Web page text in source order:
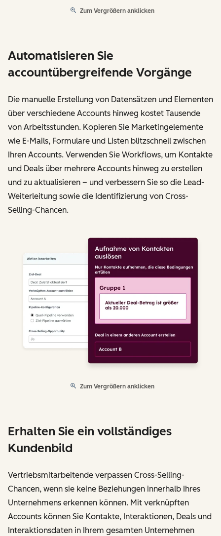
Zum Vergrößern anklicken
Automatisieren Sie
accountübergreifende Vorgänge
Die manuelle Erstellung von Datensätzen und Elementen
über verschiedene Accounts hinweg kostet Tausende
von Arbeitsstunden. Kopieren Sie Marketingelemente
wie E-Mails, Formulare und Listen blitzschnell zwischen
Ihren Accounts. Verwenden Sie Workflows, um Kontakte
und Deals über mehrere Accounts hinweg zu erstellen
und zu aktualisieren – und verbessern Sie so die Lead-
Weiterleitung sowie die Identifizierung von Cross-
Selling-Chancen.
Zum Vergrößern anklicken
Erhalten Sie ein vollständiges
Kundenbild
Vertriebsmitarbeitende verpassen Cross-Selling-
Chancen, wenn sie keine Beziehungen innerhalb Ihres
Unternehmens erkennen können. Mit verknüpften
Accounts können Sie Kontakte, Interaktionen, Deals und
Interaktionsdaten in Ihrem gesamten Unternehmen